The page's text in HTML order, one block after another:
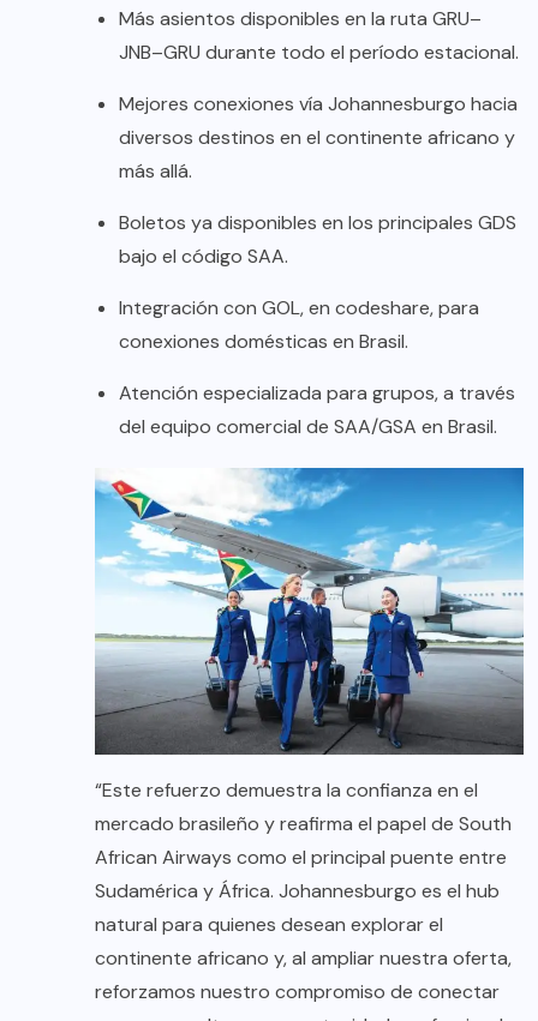
Más asientos disponibles en la ruta GRU–
JNB–GRU durante todo el período estacional.
Mejores conexiones vía Johannesburgo hacia
diversos destinos en el continente africano y
más allá.
Boletos ya disponibles en los principales GDS
bajo el código SAA.
Integración con GOL, en codeshare, para
conexiones domésticas en Brasil.
Atención especializada para grupos, a través
del equipo comercial de SAA/GSA en Brasil.
“Este refuerzo demuestra la confianza en el
mercado brasileño y reafirma el papel de South
African Airways como el principal puente entre
Sudamérica y África. Johannesburgo es el hub
natural para quienes desean explorar el
continente africano y, al ampliar nuestra oferta,
reforzamos nuestro compromiso de conectar